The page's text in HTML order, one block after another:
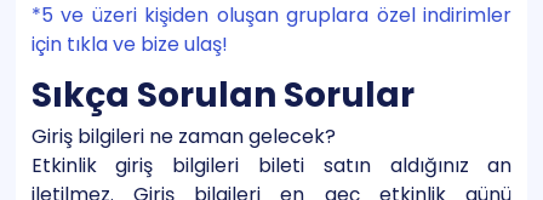
*5 ve üzeri kişiden oluşan gruplara özel indirimler
için tıkla ve bize ulaş!
Sıkça Sorulan Sorular
Giriş bilgileri ne zaman gelecek?
Etkinlik giriş bilgileri bileti satın aldığınız an